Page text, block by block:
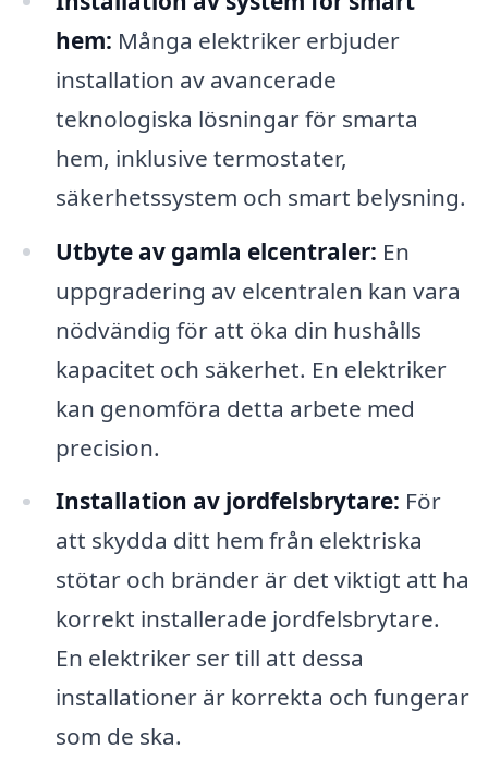
hem: Många elektriker erbjuder
installation av avancerade
teknologiska lösningar för smarta
hem, inklusive termostater,
säkerhetssystem och smart belysning.
Utbyte av gamla elcentraler: En
uppgradering av elcentralen kan vara
nödvändig för att öka din hushålls
kapacitet och säkerhet. En elektriker
kan genomföra detta arbete med
precision.
Installation av jordfelsbrytare: För
att skydda ditt hem från elektriska
stötar och bränder är det viktigt att ha
korrekt installerade jordfelsbrytare.
En elektriker ser till att dessa
installationer är korrekta och fungerar
som de ska.